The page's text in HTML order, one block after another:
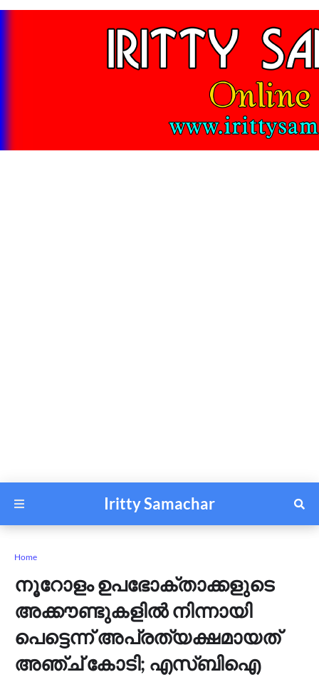
Iritty Samachar
Home
നൂറോളം ഉപഭോക്താക്കളുടെ
അക്കൗണ്ടുകളിൽ നിന്നായി
പെട്ടെന്ന് അപ്രത്യക്ഷമായത്
അഞ്ച് കോടി; എസ്ബിഐ